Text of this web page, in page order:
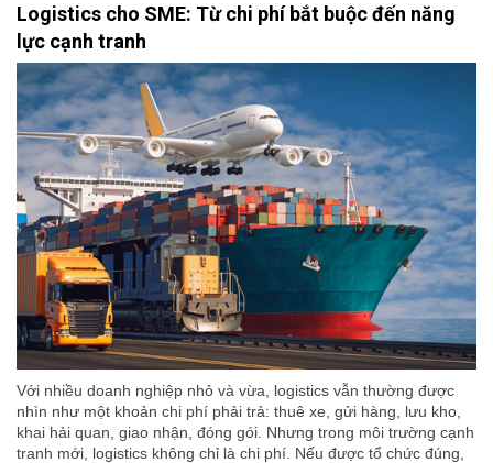
Logistics cho SME: Từ chi phí bắt buộc đến năng
lực cạnh tranh
Với nhiều doanh nghiệp nhỏ và vừa, logistics vẫn thường được
nhìn như một khoản chi phí phải trả: thuê xe, gửi hàng, lưu kho,
khai hải quan, giao nhận, đóng gói. Nhưng trong môi trường cạnh
tranh mới, logistics không chỉ là chi phí. Nếu được tổ chức đúng,